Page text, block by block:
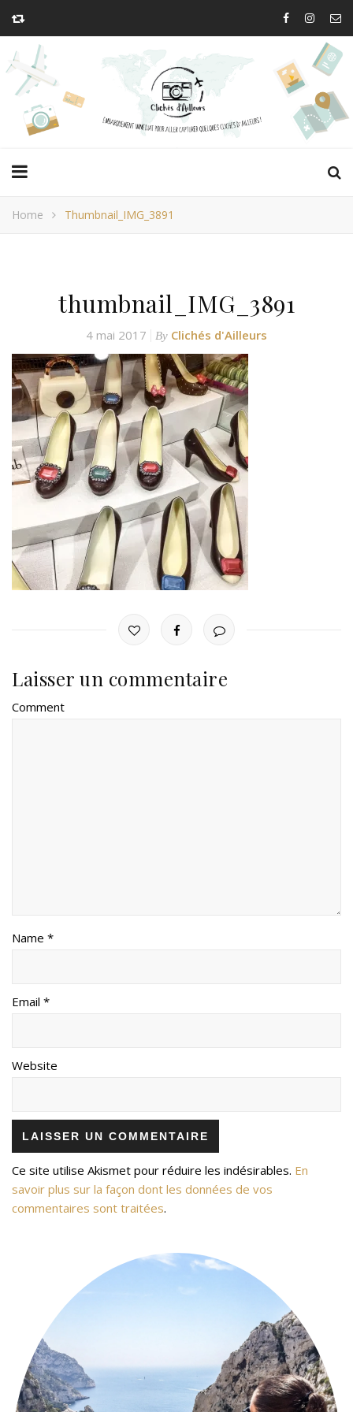
Home Thumbnail_IMG_3891
thumbnail_IMG_3891
4 mai 2017 By Clichés d'Ailleurs
Laisser un commentaire
Comment
Name *
Email *
Website
Ce site utilise Akismet pour réduire les indésirables. En
savoir plus sur la façon dont les données de vos
commentaires sont traitées.